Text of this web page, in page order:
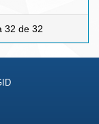
32 de 32